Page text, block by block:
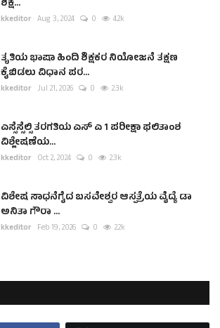
ಶಿಕ್ಷ...
kkeditor Aug 3, 2024 0 4.2k
ತೃತಿಯ ಭಾಷಾ ಹಿಂದಿ ಶಿಕ್ಷಕರ ನಿಯೋಜನೆ ತಕ್ಷಣ
ಕೈಬಿಡಲು ವಿಧಾನ ಪರ...
kkeditor Jul 21, 2026 0 2.3k
ಎಸ್ಸೆಸ್ಸೆಲ್ಸಿ ತರಗತಿಯ ಎಸ್ ಎ 1 ಪರೀಕ್ಷಾ ಫಲಿತಾಂಶ
ವಿಶ್ಲೇಷಣೆಯ...
kkeditor Oct 2, 2024 0 2.3k
ವಿಶೇಷ ಸಾಧನೆಗೈದ ಬಸವೇಶ್ವರ ಆಸ್ಪತ್ರೆಯ ವೈದ್ಯೆ ಡಾ
ಅನಿತಾ ಗೌರಾ ...
kkeditor Feb 19, 2026 0 2.2k